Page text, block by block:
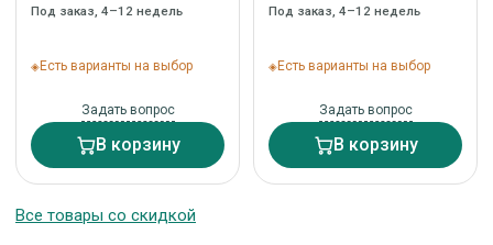
Под заказ, 4–12 недель
Есть варианты на выбор
Задать вопрос
В корзину
Под заказ, 4–12 недель
Есть варианты на выбор
Задать вопрос
В корзину
Все товары со скидкой